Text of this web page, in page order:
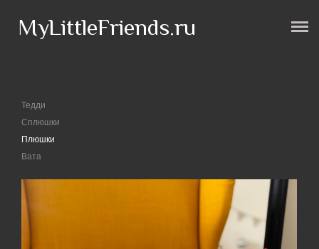
Магазин
- Корзина
MyLittleFriends.ru
Тедди
Сплюшки
Плюшки
Вата